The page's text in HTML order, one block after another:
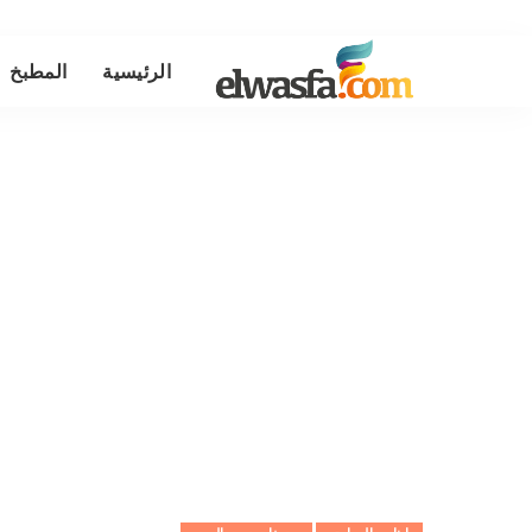
الرئيسية المطبخ